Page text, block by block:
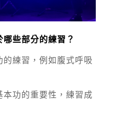
些部分的練習？
練習，例如腹式呼吸
功的重要性，練習成